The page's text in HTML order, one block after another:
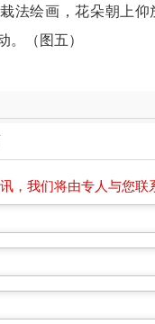
法绘画，花朵朝上仰
。（图五）
，我们将由专人与您联